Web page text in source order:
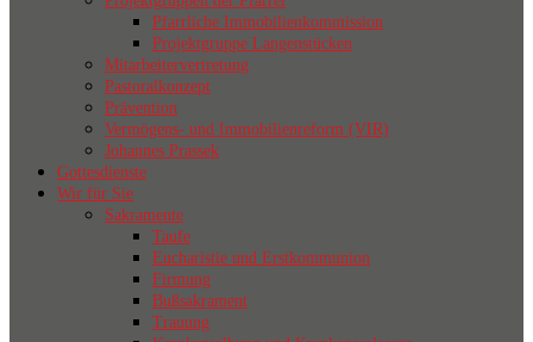
Pfarrliche Immobilienkommission
Projektgruppe Langenstücken
Mitarbeitervertretung
Pastoralkonzept
Prävention
Vermögens- und Immobilienreform (VIR)
Johannes Prassek
Gottesdienste
Wir für Sie
Sakramente
Taufe
Eucharistie und Erstkommunion
Firmung
Bußsakrament
Trauung